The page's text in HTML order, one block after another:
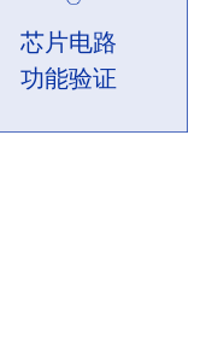
芯片电路
功能验证